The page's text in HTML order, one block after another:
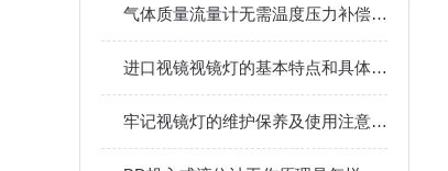
气体质量流量计无需温度压力补偿，保证了其高精度计量
进口视镜视镜灯的基本特点和具体应用场景
牢记视镜灯的维护保养及使用注意准没错，来看了